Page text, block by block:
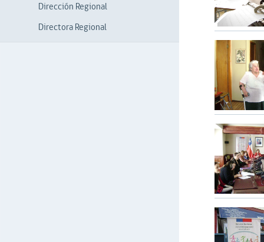
Dirección Regional
Directora Regional